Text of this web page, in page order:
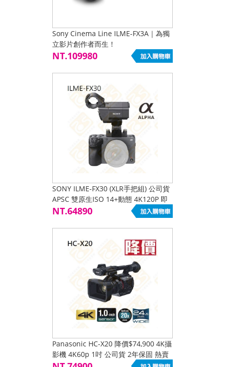
Sony Cinema Line ILME-FX3A｜為獨
立影片創作者而生！
NT.109980
SONY ILME-FX30 (XLR手把組) 公司貨
APSC 雙原生ISO 14+動態 4K120P 即
時眼睛追蹤對焦 五軸防手震 內建風扇
NT.64890
Panasonic HC-X20 降價$74,900 4K攝
影機 4K60p 1吋 公司貨 2年保固 熱賣
促銷降價